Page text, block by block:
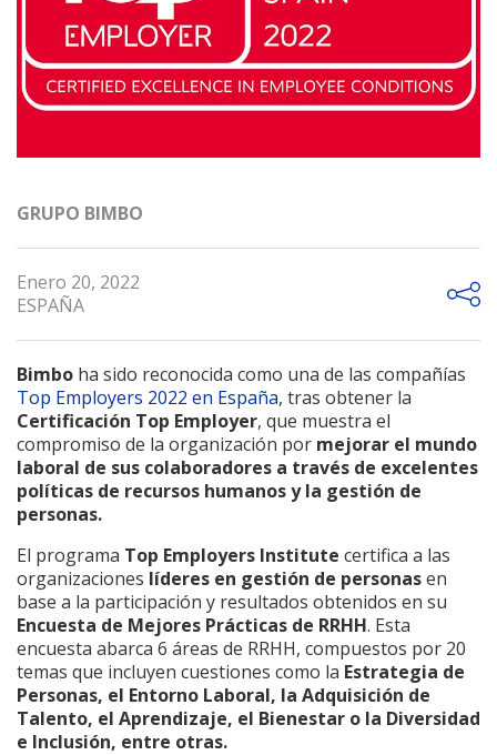
GRUPO BIMBO
Enero 20, 2022
ESPAÑA
Bimbo ha sido reconocida como una de las compañías
Top Employers 2022 en España, tras obtener la
Certificación Top Employer, que muestra el
compromiso de la organización por mejorar el mundo
laboral de sus colaboradores a través de excelentes
políticas de recursos humanos y la gestión de
personas.
El programa Top Employers Institute certifica a las
organizaciones líderes en gestión de personasen
base a la participación y resultados obtenidos en su
Encuesta de Mejores Prácticas de RRHH. Esta
encuesta abarca 6 áreas de RRHH, compuestos por 20
temas que incluyen cuestiones como la Estrategia de
Personas, el Entorno Laboral, la Adquisición de
Talento, el Aprendizaje, el Bienestar o la Diversidad
e Inclusión, entre otras.